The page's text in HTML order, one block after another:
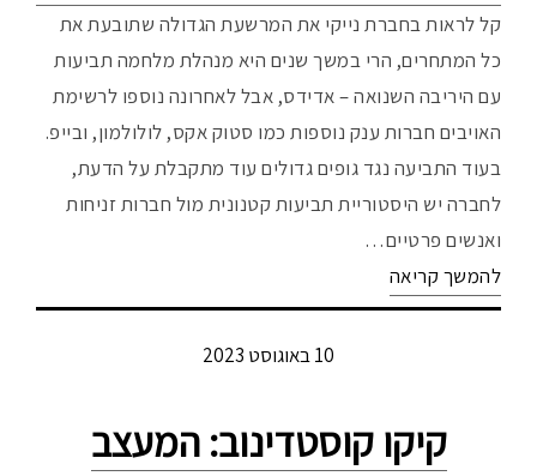
קל לראות בחברת נייקי את המרשעת הגדולה שתובעת את
כל המתחרים, הרי במשך שנים היא מנהלת מלחמה תביעות
עם היריבה השנואה – אדידס, אבל לאחרונה נוספו לרשימת
האויבים חברות ענק נוספות כמו סטוק אקס, לולולמון, ובייפ.
בעוד התביעה נגד גופים גדולים עוד מתקבלת על הדעת,
לחברה יש היסטוריית תביעות קטנונית מול חברות זניחות
ואנשים פרטיים…
להמשך קריאה
10 באוגוסט 2023
קיקו קוסטדינוב: המעצב